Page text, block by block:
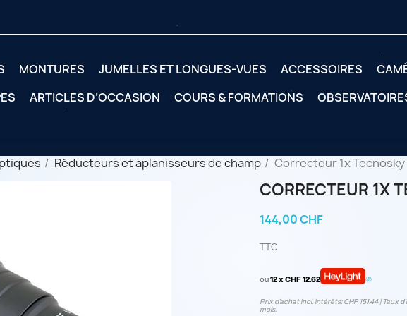
MONTURES JUMELLES ET LONGUES-VUES ACCESSOIRES
ARTICLES D’OCCASION COURS & FORMATIONS
Réducteurs et aplanisseurs de champ Correcteur 1x
CORRECTEUR 1X
144,00 CHF
TTC
ou12 x CHF 12.62
Prix d’achat incl. intérêts: CHF 151.44 | Taux
mois.